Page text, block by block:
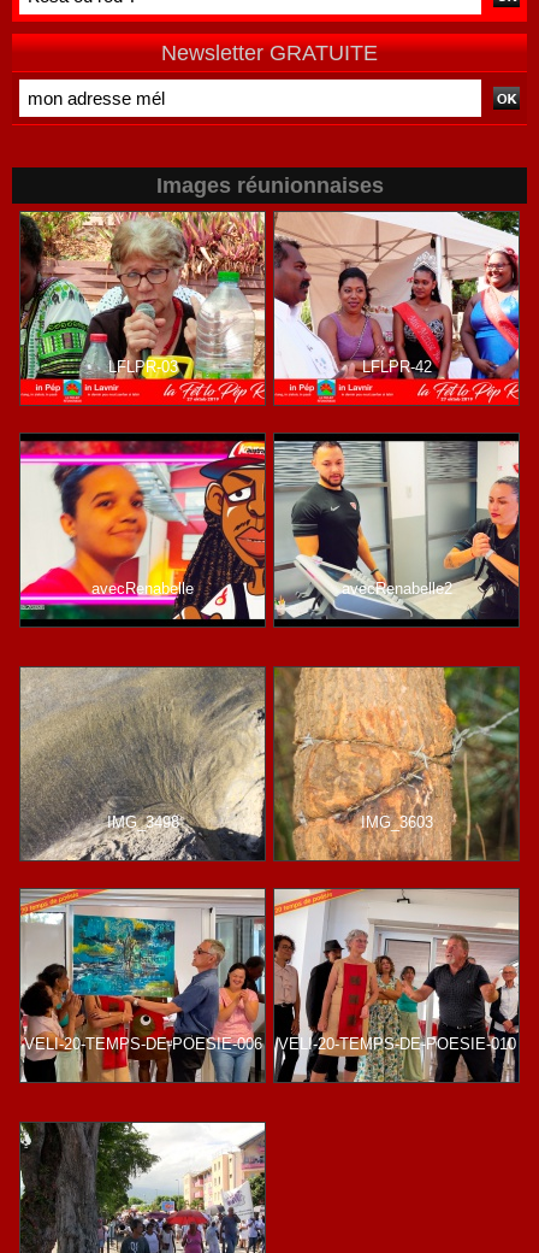
Newsletter GRATUITE
Images réunionnaises
LFLPR-03 LFLPR-42
avecRenabelle avecRenabelle2
IMG_3498 IMG_3603
VELI-20-TEMPS-DE-POESIE-006 VELI-20-TEMPS-DE-POESIE-010